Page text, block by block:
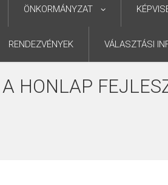
ÖNKORMÁNYZAT
RENDEZVÉNYEK VÁLASZTÁSI
A HONLAP